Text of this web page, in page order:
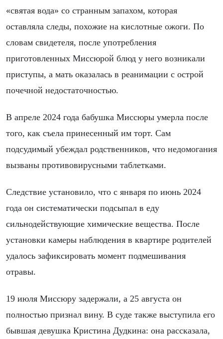
«святая вода» со странным запахом, которая
оставляла следы, похожие на кислотные ожоги. По
словам свидетеля, после употребления
приготовленных Миссюрой блюд у него возникали
приступы, а мать оказалась в реанимации с острой
почечной недостаточностью.
В апреле 2024 года бабушка Миссюры умерла после
того, как съела принесенный им торт. Сам
подсудимый убеждал родственников, что недомогания
вызваны противовирусными таблетками.
Следствие установило, что с января по июнь 2024
года он систематически подсыпал в еду
сильнодействующие химические вещества. После
установки камеры наблюдения в квартире родителей
удалось зафиксировать момент подмешивания
отравы.
19 июля Миссюру задержали, а 25 августа он
полностью признал вину. В суде также выступила его
бывшая девушка Кристина Дудкина: она рассказала,